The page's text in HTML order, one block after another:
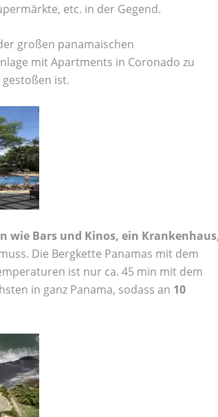
etc. in der Gegend.
großen panamaischen
mit Apartments in Coronado zu
ist.
wie Bars und Kinos, ein
Die Bergkette Panamas mit dem
ist nur ca. 45 min mit dem
in ganz Panama, sodass an 10